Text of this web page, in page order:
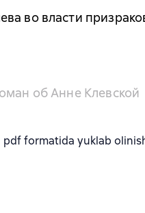
во власти
об Анне Клевской
formatida yuklab